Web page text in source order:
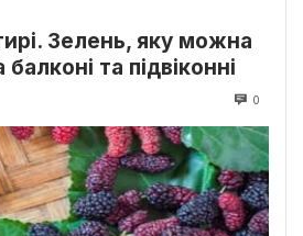
Зелень, яку можна
та підвіконні
0